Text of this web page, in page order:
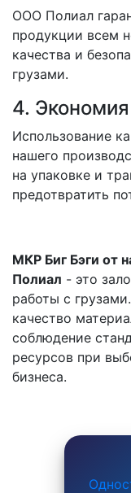
ООО Полиал
продукции всем
качества и
грузами.
4.
Использование
нашего
на упаковке и
предотвратить
МКР Биг Бэги от
Полиал - это
работы с
качество
соблюдение
ресурсов при
бизнеса.